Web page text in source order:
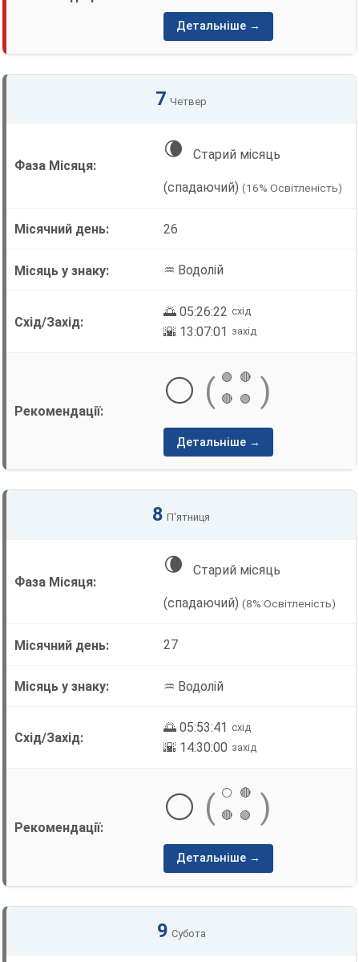
Детальніше →
7 Четвер
🌘 Старий місяць
(спадаючий)(16% Освітленість)
26
♒ Водолій
🌅 05:26:22 схід
🌇 13:07:01 захід
⚪ ( 🟢
🔴
🔴
🟢 )
Детальніше →
8 П'ятниця
🌘 Старий місяць
(спадаючий)(8% Освітленість)
27
♒ Водолій
🌅 05:53:41 схід
🌇 14:30:00 захід
⚪ ( ⚪
🔴
🔴
🟢 )
Детальніше →
9 Субота